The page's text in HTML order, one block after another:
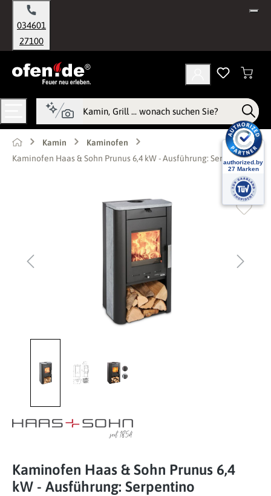
springen
034601
27100
Kamin
Kaminofen
Kaminofen Haas & Sohn Prunus 6,4 kW - Ausführung: Serpentino
Kaminofen Haas & Sohn Prunus 6,4
kW - Ausführung: Serpentino